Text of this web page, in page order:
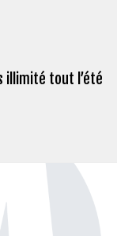
illimité tout l’été